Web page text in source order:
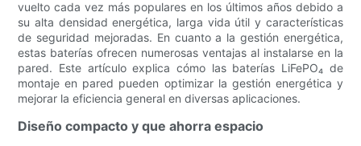
vuelto cada vez más populares en los últimos años debido a
su alta densidad energética, larga vida útil y características
de seguridad mejoradas. En cuanto a la gestión energética,
estas baterías ofrecen numerosas ventajas al instalarse en la
pared. Este artículo explica cómo las baterías LiFePO₄ de
montaje en pared pueden optimizar la gestión energética y
mejorar la eficiencia general en diversas aplicaciones.
Diseño compacto y que ahorra espacio